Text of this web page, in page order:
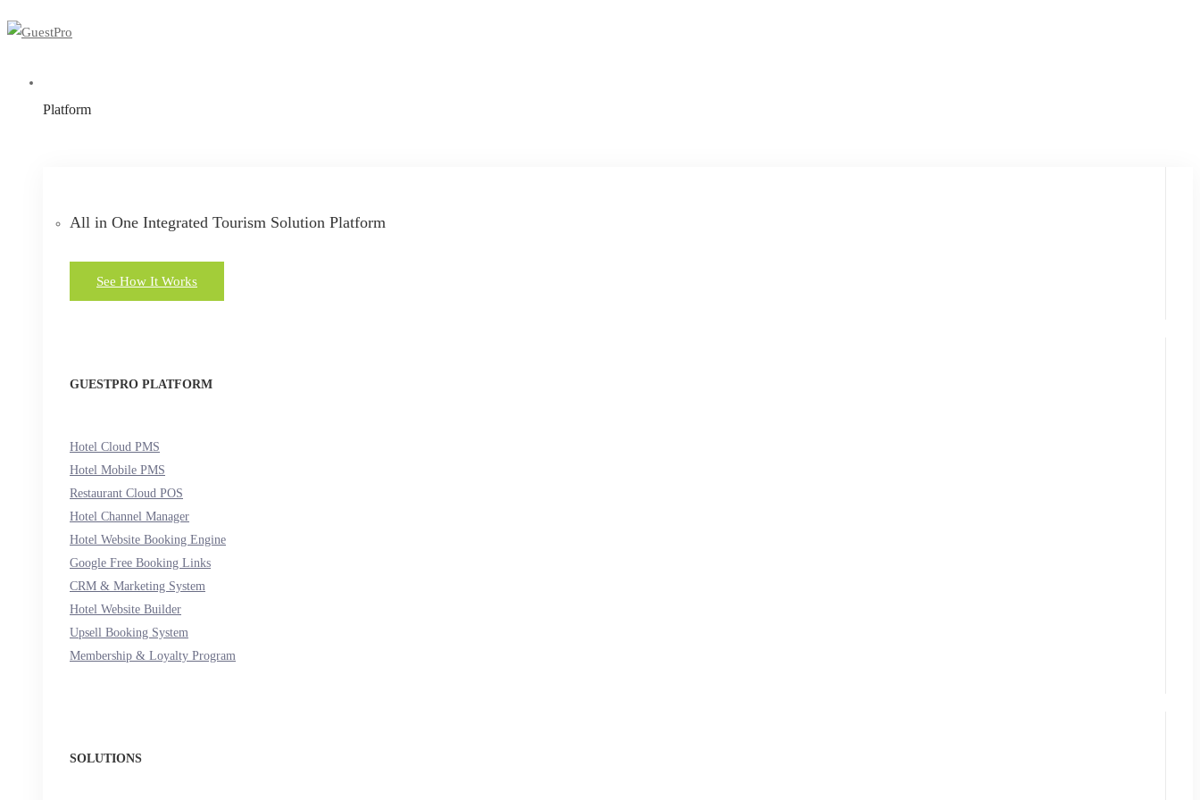
Platform
All in One Integrated Tourism Solution Platform
See How It Works
GUESTPRO PLATFORM
Hotel Cloud PMS
Hotel Mobile PMS
Restaurant Cloud POS
Hotel Channel Manager
Hotel Website Booking Engine
Google Free Booking Links
CRM & Marketing System
Hotel Website Builder
Upsell Booking System
Membership & Loyalty Program
SOLUTIONS